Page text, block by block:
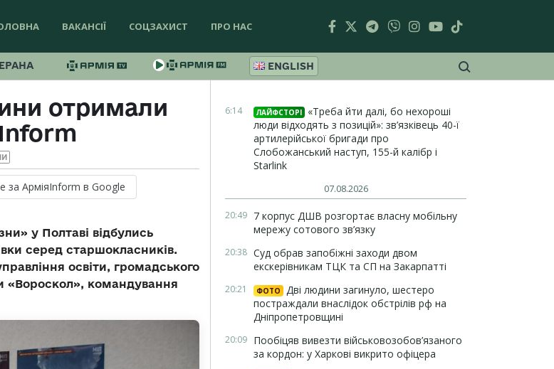
ВАКАНСІЇ СОЦЗАХИСТ ПРО НАС
ENGLISH
отримали
за АрміяInform в Google
у Полтаві відбулись
серед старшокласників.
освіти, громадського
«Вороскол», командування
6:14 ЛАЙФСТОРІ
«Треба йти далі, бо нехороші
люди відходять з позицій»: зв’язківець 40-ї
артилерійської бригади про
Слобожанський наступ, 155-й калібр і
Starlink
07.08.2026
20:49 7 корпус ДШВ розгортає власну мобільну
мережу сотового зв’язку
20:38 Суд обрав запобіжні заходи двом
екскерівникам ТЦК та СП на Закарпатті
20:21 ФОТО
Дві людини загинуло, шестеро
постраждали внаслідок обстрілів рф на
Дніпропетровщині
20:09 Пообіцяв вивезти військовозобов’язаного
за кордон: у Харкові викрито офіцера